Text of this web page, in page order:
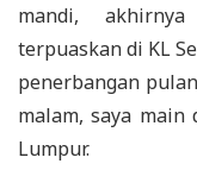
mandi, akhirnya
terpuaskan di KL
penerbangan
malam, saya
Lumpur.